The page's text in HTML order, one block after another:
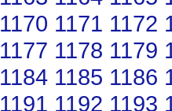
1170 1171 1172
1177 1178 1179
1184 1185 1186
1191 1192 1193